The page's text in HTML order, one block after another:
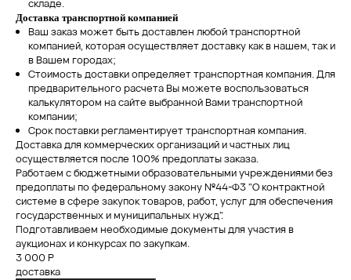
складе.
Доставка транспортной компанией
Ваш заказ может быть доставлен любой транспортной
компанией, которая осуществляет доставку как в нашем, так и
в Вашем городах;
Стоимость доставки определяет транспортная компания. Для
предварительного расчета Вы можете воспользоваться
калькулятором на сайте выбранной Вами транспортной
компании;
Срок поставки регламентирует транспортная компания.
Доставка для коммерческих организаций и частных лиц
осуществляется после 100% предоплаты заказа.
Работаем с бюджетными образовательными учреждениями без
предоплаты по федеральному закону №44-Ф3 "О контрактной
системе в сфере закупок товаров, работ, услуг для обеспечения
государственных и муниципальных нужд".
Подготавливаем необходимые документы для участия в
аукционах и конкурсах по закупкам.
3 000 Р
доставка